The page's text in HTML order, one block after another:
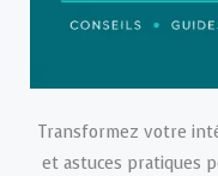
Transformez votre
et astuces pratiques